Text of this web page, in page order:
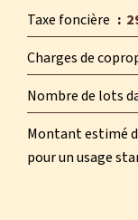
Taxe foncière
Charges de
Nombre de lots
Montant estimé
pour un usage